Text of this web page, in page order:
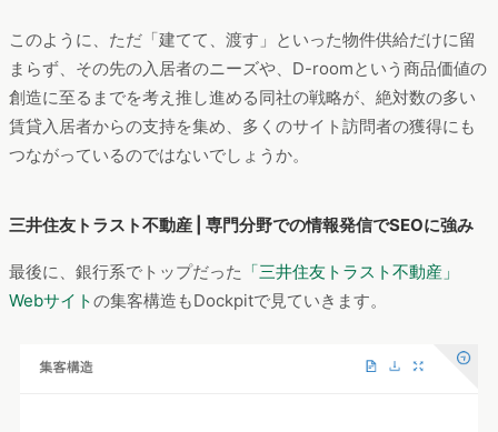
このように、ただ「建てて、渡す」といった物件供給だけに留
まらず、その先の入居者のニーズや、D-roomという商品価値の
創造に至るまでを考え推し進める同社の戦略が、絶対数の多い
賃貸入居者からの支持を集め、多くのサイト訪問者の獲得にも
つながっているのではないでしょうか。
三井住友トラスト不動産 | 専門分野での情報発信でSEOに強み
最後に、銀行系でトップだった 「三井住友トラスト不動産」
Webサイトの集客構造もDockpitで見ていきます。